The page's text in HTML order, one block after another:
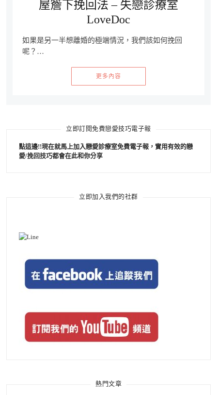
屋簷下挽回法 – 失戀診療室
LoveDoc
如果是另一半想離婚的極端情況，我們該如何挽回
呢？…
更多內容
立即訂閱免費戀愛技巧電子報
點這邊!!現在就馬上加入戀愛診療室免費電子報，實用有效的戀
愛/挽回技巧都會在此和你分享
立即加入我們的社群
熱門文章